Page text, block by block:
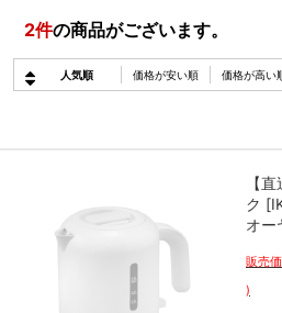
2件の商品がございます。
人気順 価格が安い順 価格が高い
【
ク
オー
販売
)